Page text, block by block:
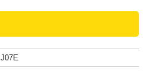
J07E